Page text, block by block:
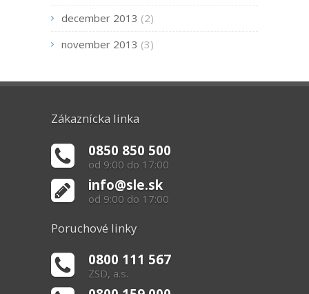
december 2013 (2)
november 2013 (3)
Zákaznícka linka
0850 850 500
od 9:00 do 17:00
info@sle.sk
od 9:00 do 17:00
Poruchové linky
0800 111 567
ZSD, a.s.